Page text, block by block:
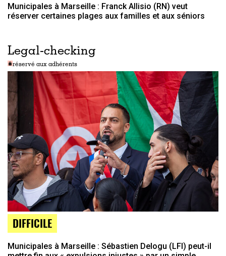
Municipales à Marseille : Franck Allisio (RN) veut
réserver certaines plages aux familles et aux séniors
Legal-checking
réservé aux adhérents
DIFFICILE
Municipales à Marseille : Sébastien Delogu (LFI) peut-il